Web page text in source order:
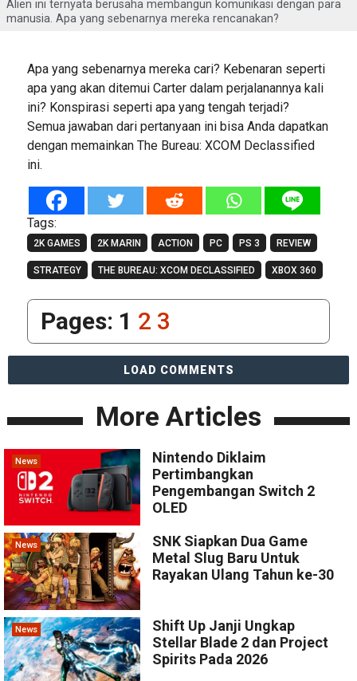
Alien ini ternyata berusaha membangun komunikasi dengan para
manusia. Apa yang sebenarnya mereka rencanakan?
Apa yang sebenarnya mereka cari? Kebenaran seperti
apa yang akan ditemui Carter dalam perjalanannya kali
ini? Konspirasi seperti apa yang tengah terjadi?
Semua jawaban dari pertanyaan ini bisa Anda dapatkan
dengan memainkan The Bureau: XCOM Declassified
ini.
Tags:
2K GAMES 2K MARIN ACTION PC PS 3 REVIEW
STRATEGY THE BUREAU: XCOM DECLASSIFIED XBOX 360
Pages: 1 2 3
LOAD COMMENTS
More Articles
News
Nintendo Diklaim
Pertimbangkan
Pengembangan Switch 2
OLED
News
SNK Siapkan Dua Game
Metal Slug Baru Untuk
Rayakan Ulang Tahun ke-30
News
Shift Up Janji Ungkap
Stellar Blade 2 dan Project
Spirits Pada 2026